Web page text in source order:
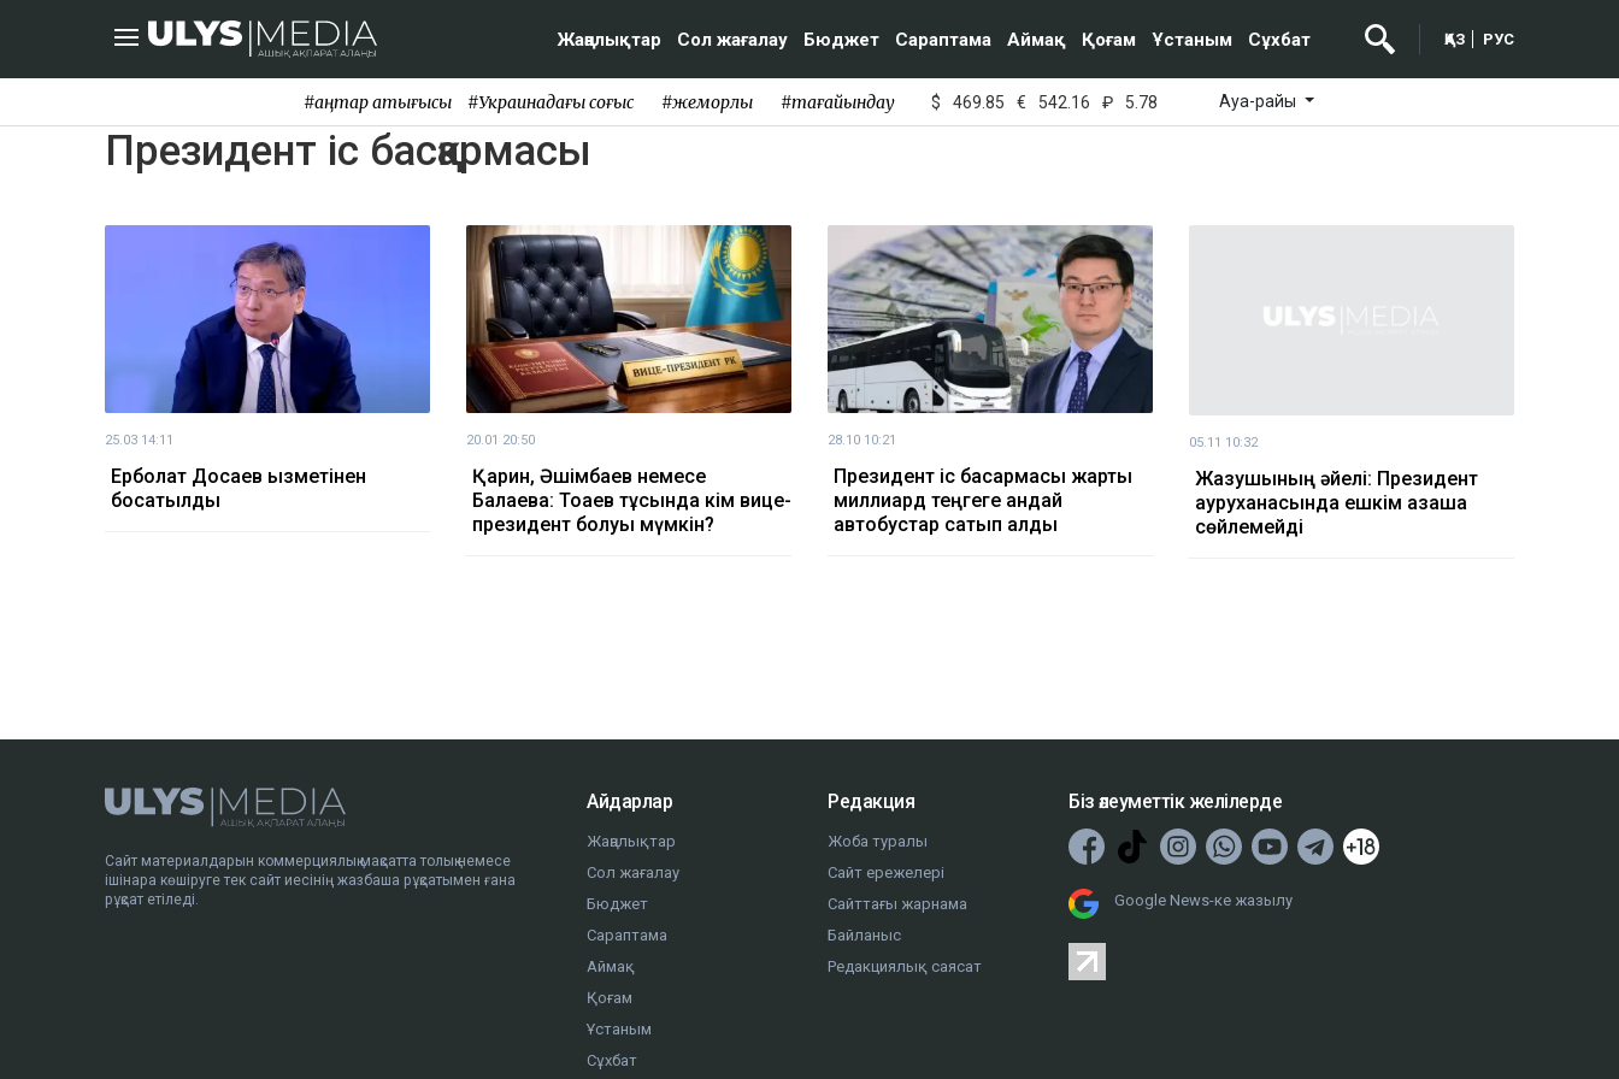
Жаңалықтар Сол жағалау Бюджет Сараптама Аймақ Қоғам Ұстаным Сұхбат ҚАЗ РУС
#қаңтар қақтығысы #Украинадағы соғыс #жемқорлық #тағайындау $ 469.85 € 542.16 ₽ 5.78 Ауа-райы
Президент іс басқармасы
25.03 14:11
Ерболат Досаев қызметінен
босатылды
20.01 20:50
Қарин, Әшімбаев немесе
Балаева: Тоқаев тұсында кім вице-
президент болуы мүмкін?
28.10 10:21
Президент іс басқармасы жарты
миллиард теңгеге қандай
автобустар сатып алды
05.11 10:32
Жазушының әйелі: Президент
ауруханасында ешкім қазақша
сөйлемейді
Сайт материалдарын коммерциялық мақсатта толық немесе
ішінара көшіруге тек сайт иесінің жазбаша рұқсатымен ғана
рұқсат етіледі.
Айдарлар
Жаңалықтар
Сол жағалау
Бюджет
Сараптама
Аймақ
Қоғам
Ұстаным
Сұхбат
Редакция
Жоба туралы
Сайт ережелері
Сайттағы жарнама
Байланыс
Редакциялық саясат
Біз әлеуметтік желілерде
Google News-ке жазылу